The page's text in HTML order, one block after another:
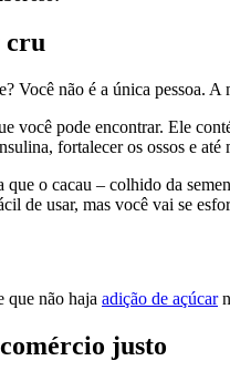
cru
Você não é a única pessoa.
você pode encontrar. Ele
fortalecer os ossos e até
que o cacau – colhido da
de usar, mas você vai se
que não haja adição de açúcar
justo